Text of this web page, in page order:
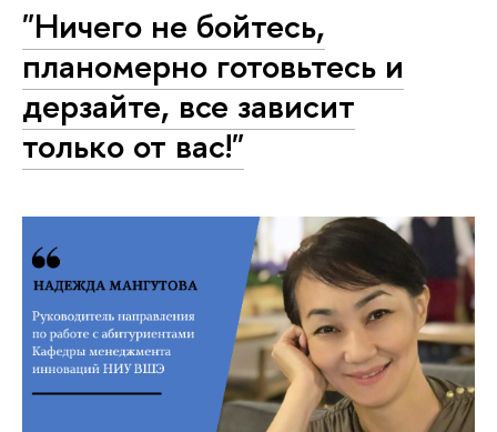
"Ничего не бойтесь,
планомерно готовьтесь и
дерзайте, все зависит
только от вас!"